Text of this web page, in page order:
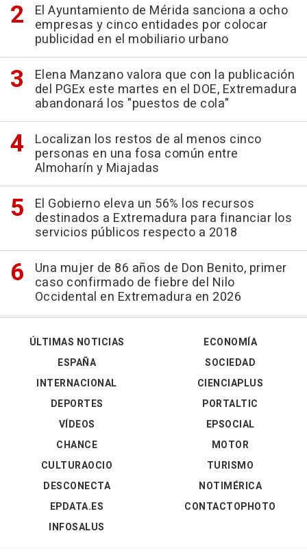
El Ayuntamiento de Mérida sanciona a ocho
empresas y cinco entidades por colocar
publicidad en el mobiliario urbano
Elena Manzano valora que con la publicación
del PGEx este martes en el DOE, Extremadura
abandonará los "puestos de cola"
Localizan los restos de al menos cinco
personas en una fosa común entre
Almoharín y Miajadas
El Gobierno eleva un 56% los recursos
destinados a Extremadura para financiar los
servicios públicos respecto a 2018
Una mujer de 86 años de Don Benito, primer
caso confirmado de fiebre del Nilo
Occidental en Extremadura en 2026
ÚLTIMAS NOTICIAS
ESPAÑA
INTERNACIONAL
DEPORTES
VÍDEOS
ECONOMÍA
SOCIEDAD
CIENCIAPLUS
PORTALTIC
EPSOCIAL
CHANCE
CULTURAOCIO
DESCONECTA
EPDATA.ES
INFOSALUS
MOTOR
TURISMO
NOTIMÉRICA
CONTACTOPHOTO